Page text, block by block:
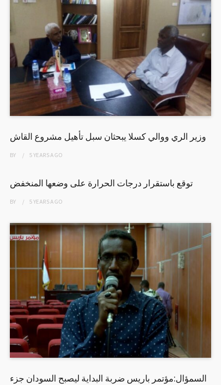
وزير الري ووالي كسلا يبحثان سبل تأهيل مشروع القاش
BY 5 YEARSAGO
توقع باستقرار درجات الحرارة على وضعها المنخفض
BY 5 YEARSAGO
السمؤال:مؤتمر باريس ضربة البداية ليصبح السودان جزء